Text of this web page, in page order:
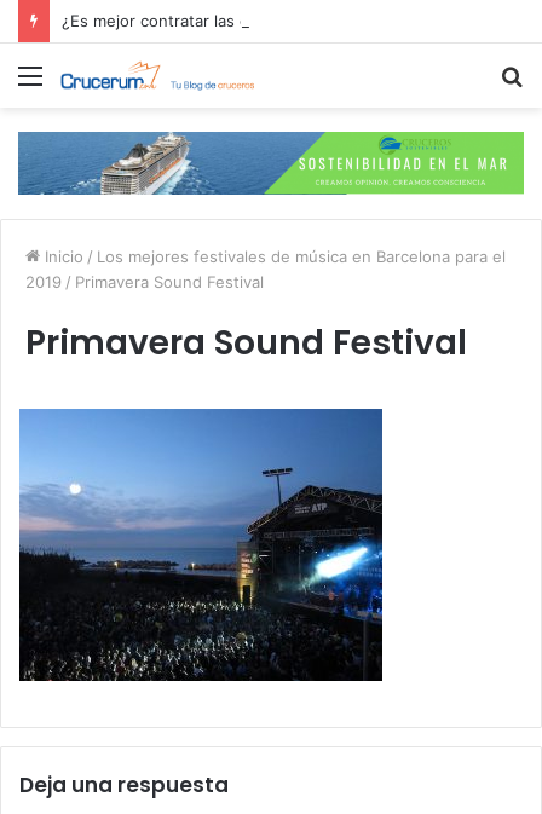
Menú
Inicio / Los mejores festivales de música en Barcelona para el
2019 / Primavera Sound Festival
Primavera Sound Festival
Deja una respuesta